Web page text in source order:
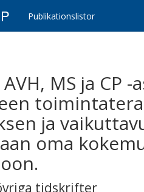
Publikationslistor
AVH, MS ja CP
ja
oma
tidskrifter